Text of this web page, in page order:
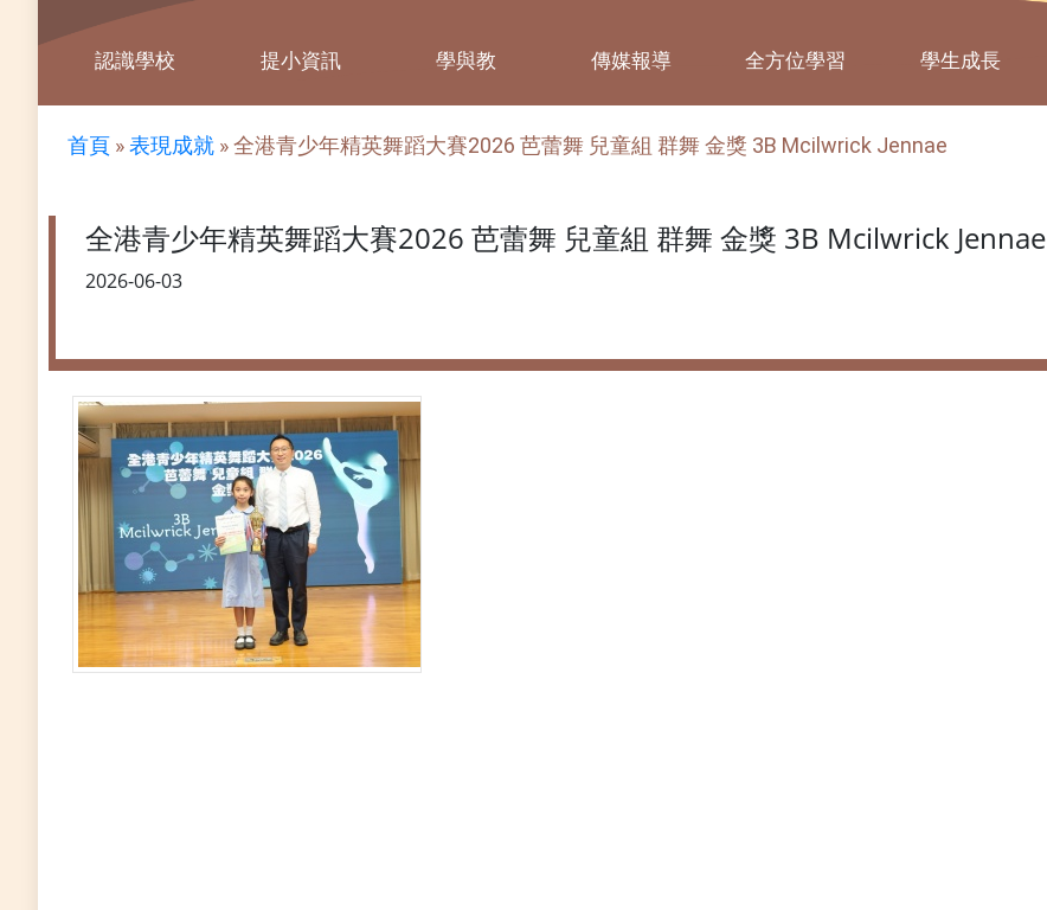
認識學校 提小資訊 學與教 傳媒報導 全方位學習 學生成長
首頁 »表現成就 »全港青少年精英舞蹈大賽2026 芭蕾舞 兒童組 群舞 金獎 3B Mcilwrick Jennae
全港青少年精英舞蹈大賽2026 芭蕾舞 兒童組 群舞 金獎 3B Mcilwrick Jennae
2026-06-03